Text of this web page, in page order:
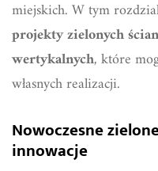
miejskich. W tym
projekty zielonych ścian
wertykalnych, które
własnych realizacji.
Nowoczesne
innowacje